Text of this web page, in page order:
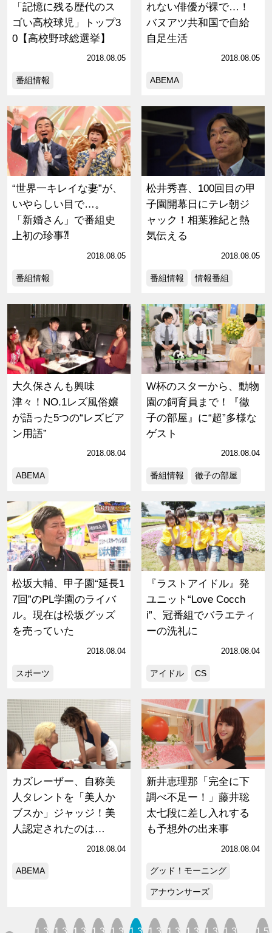
「記憶に残る歴代のス
ゴい高校球児」トップ3
0【高校野球総選挙】
2018.08.05
番組情報
れない俳優が裸で…！
バヌアツ共和国で自給
自足生活
2018.08.05
ABEMA
“世界一キレイな妻”が、
いやらしい目で…。
「新婚さん」で番組史
上初の珍事⁈
2018.08.05
番組情報
松井秀喜、100回目の甲
子園開幕日にテレ朝ジ
ャック！相葉雅紀と熱
気伝える
2018.08.05
番組情報 情報番組
大久保さんも興味
津々！NO.1レズ風俗嬢
が語った5つの“レズビア
ン用語”
2018.08.04
ABEMA
W杯のスターから、動物
園の飼育員まで！『徹
子の部屋』に“超”多様な
ゲスト
2018.08.04
番組情報 徹子の部屋
松坂大輔、甲子園“延長1
7回”のPL学園のライバ
ル。現在は松坂グッズ
を売っていた
2018.08.04
スポーツ
『ラストアイドル』発
ユニット“Love Cocch
i”、冠番組でバラエティ
ーの洗礼に
2018.08.04
アイドル CS
カズレーザー、自称美
人タレントを「美人か
ブスか」ジャッジ！美
人認定されたのは…
2018.08.04
ABEMA
新井恵理那「完全に下
調べ不足ー！」藤井聡
太七段に差し入れする
も予想外の出来事
2018.08.04
グッド！モーニング
アナウンサーズ